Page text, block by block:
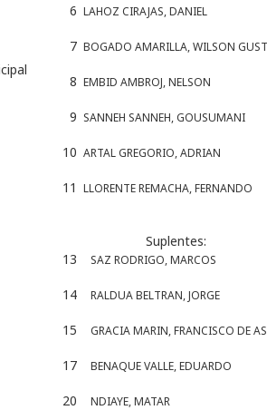
6 LAHOZ CIRAJAS, DANIEL
7 BOGADO AMARILLA, WILSON
8 EMBID AMBROJ, NELSON
9 SANNEH SANNEH, GOUSUMANI
10 ARTAL GREGORIO, ADRIAN
11 LLORENTE REMACHA, FERNANDO
Suplentes:
13
SAZ RODRIGO, MARCOS
14 RALDUA BELTRAN, JORGE
15 GRACIA MARIN, FRANCISCO DE
17 BENAQUE VALLE, EDUARDO
20 NDIAYE, MATAR